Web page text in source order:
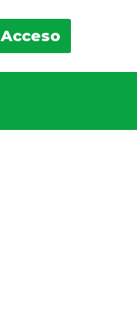
Acceso